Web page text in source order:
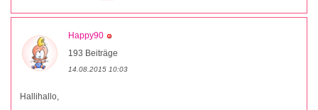
Happy90
193 Beiträge
14.08.2015 10:03
Hallihallo,